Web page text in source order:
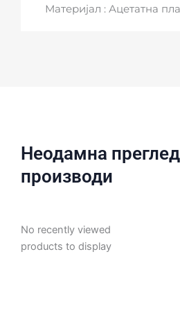
Материјал : Ацетатна
Неодамна
производи
No recently viewed
products to display